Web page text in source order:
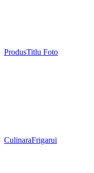
ProdusTitlu Foto
CulinaraFrigarui